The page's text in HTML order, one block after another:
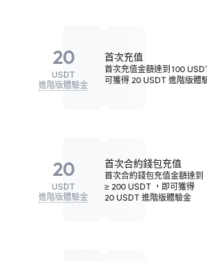
20
USDT
進階版體驗金
首次充值
首次充值金額達到 100
可獲得 20 USDT 進階版體
20
USDT
進階版體驗金
首次合約錢包充值
首次合約錢包充值金額達到
≥ 200 USDT ，即可獲得
20 USDT 進階版體驗金